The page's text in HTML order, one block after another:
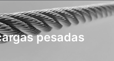
pesadas